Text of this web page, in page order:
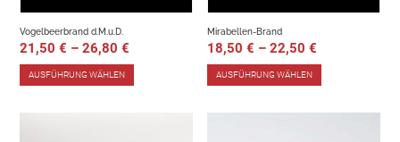
Vogelbeerbrand d.M.u.D.
21,50€ –26,80€
AUSFÜHRUNG WÄHLEN
Mirabellen-Brand
18,50€ –22,50€
AUSFÜHRUNG WÄHLEN